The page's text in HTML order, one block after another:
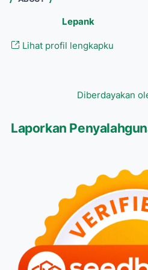
Lepank
Lihat profil lengkapku
Diberdayakan
Laporkan